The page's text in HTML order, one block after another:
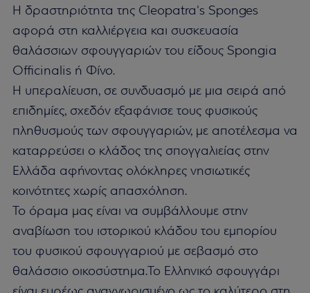
Η δραστηριότητα της Cleopatra's Sponges
αφορά στη καλλιέργεια και συσκευασία
θαλάσσιων σφουγγαριών του είδους Spongia
Officinalis ή Φίνο.
Η υπεραλίευση, σε συνδυασμό με μια σειρά από
επιδημίες, σχεδόν εξαφάνισε τους φυσικούς
πληθυσμούς των σφουγγαριών, με αποτέλεσμα να
καταρρεύσει ο κλάδος της σπογγαλιείας στην
Ελλάδα αφήνοντας ολόκληρες νησιωτικές
κοινότητες χωρίς απασχόληση.
Το όραμα μας είναι να συμβάλλουμε στην
αναβίωση του ιστορικού κλάδου του εμπορίου
του φυσικού σφουγγαριού με σεβασμό στο
θαλάσσιο οικοσύστημα.Το Ελληνικό σφουγγάρι